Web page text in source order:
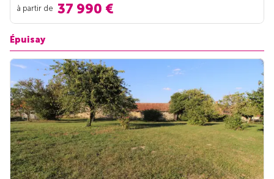
à partir de 37 990 €
Épuisay